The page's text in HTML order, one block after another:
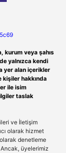
kurum veya şahıs
yalnızca kendi
yer alan içerikler
hakkında
ile isim
taslak
ve İletişim
olarak hizmet
denetleme
üyelerimiz